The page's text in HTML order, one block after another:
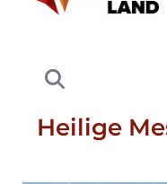
Heilige